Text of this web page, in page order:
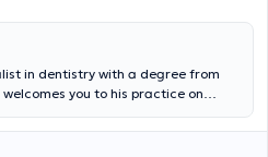
in dentistry with a degree from
you to his practice on